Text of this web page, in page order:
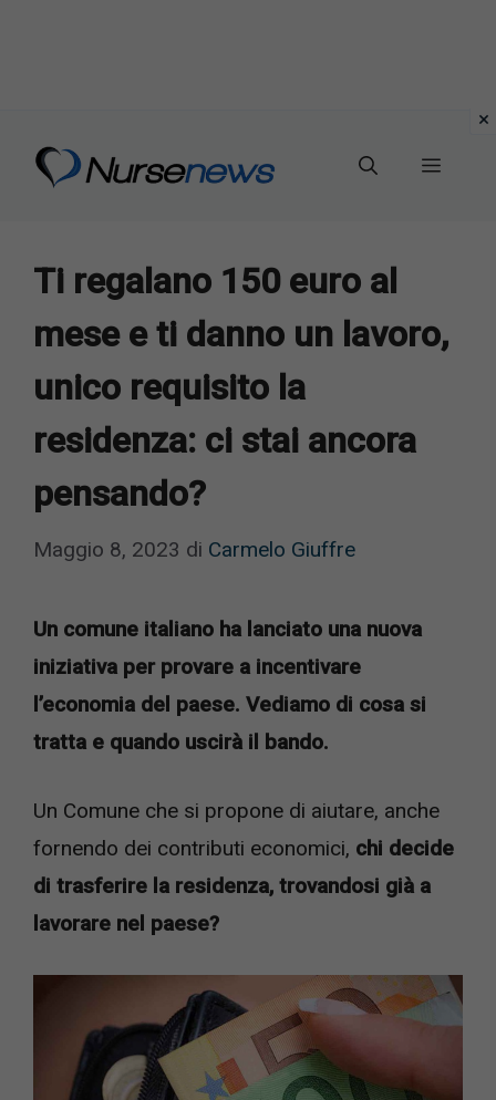
Menu
Ti regalano 150 euro al
mese e ti danno un lavoro,
unico requisito la
residenza: ci stai ancora
pensando?
Maggio 8, 2023 di Carmelo Giuffre
Un comune italiano ha lanciato una nuova
iniziativa per provare a incentivare
l’economia del paese. Vediamo di cosa si
tratta e quando uscirà il bando.
Un Comune che si propone di aiutare, anche
fornendo dei contributi economici, chi decide
di trasferire la residenza, trovandosi già a
lavorare nel paese?